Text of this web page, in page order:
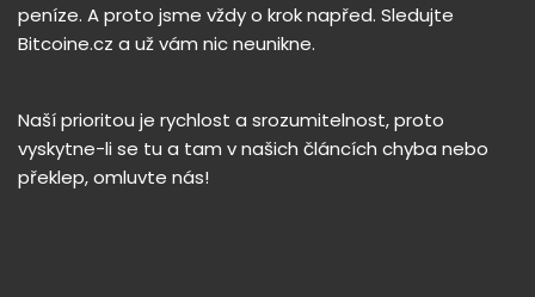
peníze. A proto jsme vždy o krok napřed. Sledujte
Bitcoine.cz a už vám nic neunikne.
Naší prioritou je rychlost a srozumitelnost, proto
vyskytne-li se tu a tam v našich článcích chyba nebo
překlep, omluvte nás!